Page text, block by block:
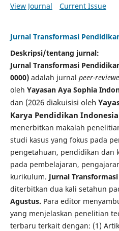
View Journal
Current Issue
Jurnal Transformasi
Deskripsi/tentang jurnal:
Jurnal Transformasi
0000)adalah jurnal peer-
oleh Yayasan Aya Sophia
dan (2026 diakuisisi oleh
Karya Pendidikan Indonesia
menerbitkan makalah
studi kasus yang fokus pada
pengetahuan, pendidikan dan
pada pembelajaran,
kurikulum. Jurnal
diterbitkan dua kali setahun
Agustus. Para editor
yang menjelaskan penelitian
terbaru terkait dengan: (1)